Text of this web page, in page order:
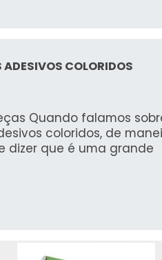
ADESIVOS COLORIDOS
Quando falamos
coloridos, de
dizer que é uma grande